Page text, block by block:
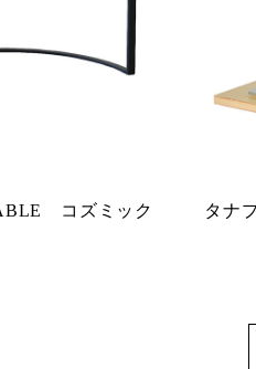
コズミック
タナ